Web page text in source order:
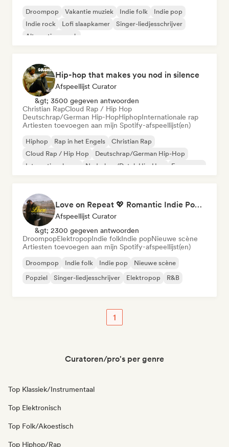
Droompop Vakantie muziek Indie folk
Indie pop
Indie rock
Lofi slaapkamer
Singer-liedjesschrijver
Alternatieve rock
Hip-hop that makes you nod in silence
Afspeellijst Curator
&gt; 3500 gegeven antwoorden
Christian RapCloud Rap / Hip Hop
Deutschrap/German Hip-HopHiphopInternationale rap
Artiesten toevoegen aan mijn Spotify-afspeellijst(en)
Hiphop Rap in het Engels
Christian Rap
Cloud Rap / Hip Hop
Deutschrap/German Hip-Hop
Internationale rap
Nederhop/Dutch Hip-Hop Franse rap
Love on Repeat 💖 Romantic Indie Pop, Neo Soul & Singer-Songwriter
Afspeellijst Curator
&gt; 2300 gegeven antwoorden
DroompopElektropopIndie folkIndie popNieuwe scène
Artiesten toevoegen aan mijn Spotify-afspeellijst(en)
Droompop Indie folk Indie pop
Nieuwe scène
Popziel
Singer-liedjesschrijver Elektropop R&B
1
Curatoren/pro's per genre
Top Klassiek/Instrumentaal
Top Elektronisch
Top Folk/Akoestisch
Top Hiphop/Rap